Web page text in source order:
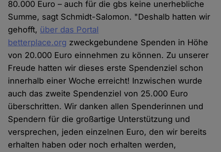
80.000 Euro – auch für die gbs keine unerhebliche
Summe, sagt Schmidt-Salomon. "Deshalb hatten wir
gehofft, über das Portal
betterplace.org zweckgebundene Spenden in Höhe
von 20.000 Euro einnehmen zu können. Zu unserer
Freude hatten wir dieses erste Spendenziel schon
innerhalb einer Woche erreicht! Inzwischen wurde
auch das zweite Spendenziel von 25.000 Euro
überschritten. Wir danken allen Spenderinnen und
Spendern für die großartige Unterstützung und
versprechen, jeden einzelnen Euro, den wir bereits
erhalten haben oder noch erhalten werden,